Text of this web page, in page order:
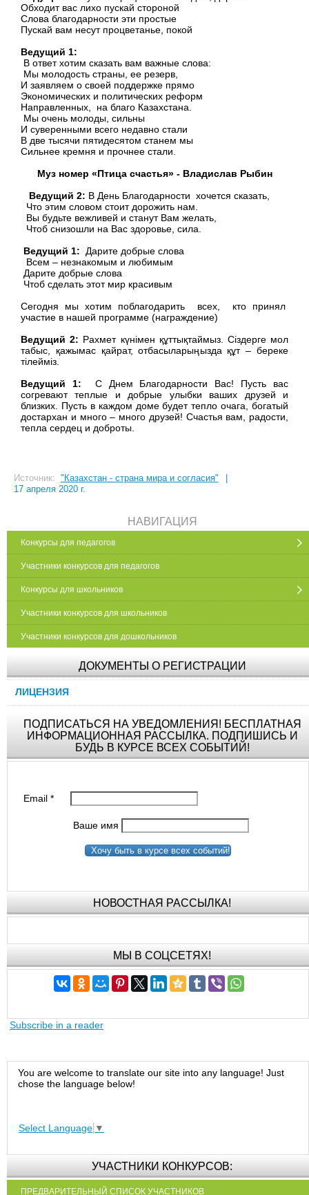
Обходит вас лихо пускай стороной
Слова благодарности эти простые
Пускай вам несут процветанье, покой
Ведущий 1:
В ответ хотим сказать вам важные слова:
Мы молодость страны, ее резерв,
И заявляем о своей поддержке прямо
Экономических и политических реформ
Направленных, на благо Казахстана.
Мы очень молоды, сильны
И суверенными всего недавно стали
В две тысячи пятидесятом станем мы
Сильнее кремня и прочнее стали.
Муз номер «Птица счастья» - Владислав Рыбин
Ведущий 2: В День Благодарности хочется сказать,
Что этим словом стоит дорожить нам.
Вы будьте вежливей и станут Вам желать,
Чтоб снизошли на Вас здоровье, сила.
Ведущий 1: Дарите добрые слова
Всем – незнакомым и любимым
Дарите добрые слова
Чтоб сделать этот мир красивым
Сегодня мы хотим поблагодарить всех, кто принял
участие в нашей программе (награждение)
Ведущий 2: Рахмет күнімен құттықтаймыз. Сіздерге мол
табыс, қажымас қайрат, отбасыларыңызда құт – береке
тілейміз.
Ведущий 1: С Днем Благодарности Вас! Пусть вас
согревают теплые и добрые улыбки ваших друзей и
близких. Пусть в каждом доме будет тепло очага, богатый
достархан и много – много друзей! Счастья вам, радости,
тепла сердец и доброты.
Источник: "Казахстан - страна мира и согласия"
|
17 апреля 2020 г.
НАВИГАЦИЯ
Конкурсы для педагогов
Участники конкурсов для педагогов
Конкурсы для школьников
Участники конкурсов для школьников
Участники конкурсов для дошкольников
ДОКУМЕНТЫ О РЕГИСТРАЦИИ
ЛИЦЕНЗИЯ
ПОДПИСАТЬСЯ НА УВЕДОМЛЕНИЯ! БЕСПЛАТНАЯ
ИНФОРМАЦИОННАЯ РАССЫЛКА. ПОДПИШИСЬ И
БУДЬ В КУРСЕ ВСЕХ СОБЫТИЙ!
Email*
Ваше имя
Хочу быть в курсе всех событий!
НОВОСТНАЯ РАССЫЛКА!
МЫ В СОЦСЕТЯХ!
Subscribe in a reader
You are welcome to translate our site into any language! Just
chose the language below!
Select Language ▼
УЧАСТНИКИ КОНКУРСОВ:
ПРЕДВАРИТЕЛЬНЫЙ СПИСОК УЧАСТНИКОВ